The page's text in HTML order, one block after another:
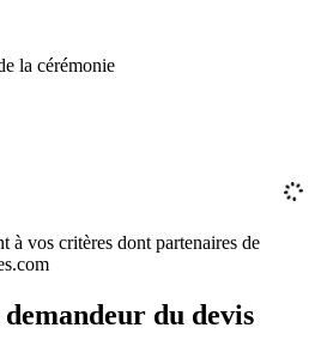
la cérémonie
à vos critères dont partenaires de
du devis